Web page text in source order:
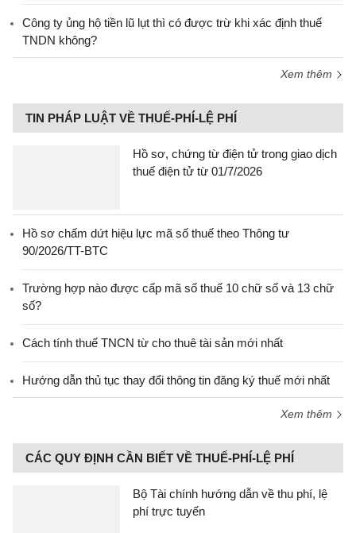
Công ty ủng hộ tiền lũ lụt thì có được trừ khi xác định thuế
TNDN không?
Xem thêm
TIN PHÁP LUẬT VỀ THUẾ-PHÍ-LỆ PHÍ
Hồ sơ, chứng từ điện tử trong giao dịch
thuế điện tử từ 01/7/2026
Hồ sơ chấm dứt hiệu lực mã số thuế theo Thông tư
90/2026/TT-BTC
Trường hợp nào được cấp mã số thuế 10 chữ số và 13 chữ
số?
Cách tính thuế TNCN từ cho thuê tài sản mới nhất
Hướng dẫn thủ tục thay đổi thông tin đăng ký thuế mới nhất
Xem thêm
CÁC QUY ĐỊNH CẦN BIẾT VỀ THUẾ-PHÍ-LỆ PHÍ
Bộ Tài chính hướng dẫn về thu phí, lệ
phí trực tuyến